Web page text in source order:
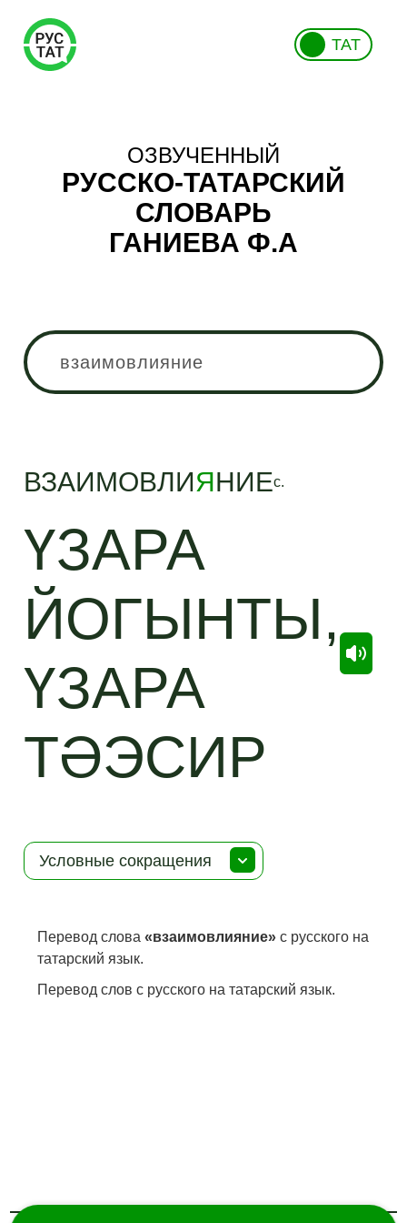
ТАТ
ОЗВУЧЕННЫЙ
РУССКО-ТАТАРСКИЙ
СЛОВАРЬ
ГАНИЕВА Ф.А
ВЗАИМОВЛИЯНИЕс.
ҮЗАРА
ЙОГЫНТЫ,
ҮЗАРА
ТӘЭСИР
Условные сокращения
Перевод слова«взаимовлияние» с русского на
татарский язык.
Перевод слов с русского на татарский язык.